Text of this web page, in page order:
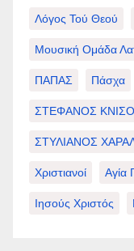
Λόγος Τού Θεού
Μουσική Ομάδα
ΠΑΠΑΣ Πάσχα
ΣΤΕΦΑΝΟΣ
ΣΤΥΛΙΑΝΟΣ
Χριστιανοί Αγία
Ιησούς Χριστός